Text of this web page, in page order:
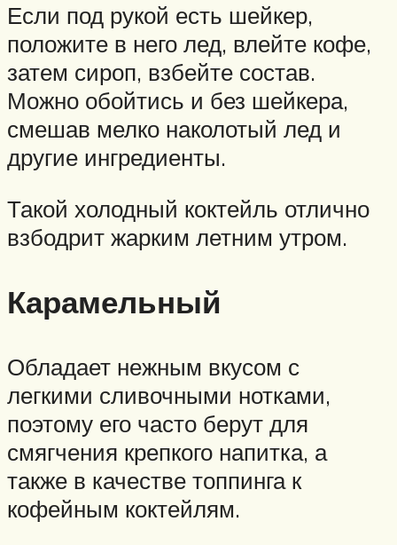
Если под рукой есть шейкер,
положите в него лед, влейте кофе,
затем сироп, взбейте состав.
Можно обойтись и без шейкера,
смешав мелко наколотый лед и
другие ингредиенты.
Такой холодный коктейль отлично
взбодрит жарким летним утром.
Карамельный
Обладает нежным вкусом с
легкими сливочными нотками,
поэтому его часто берут для
смягчения крепкого напитка, а
также в качестве топпинга к
кофейным коктейлям.